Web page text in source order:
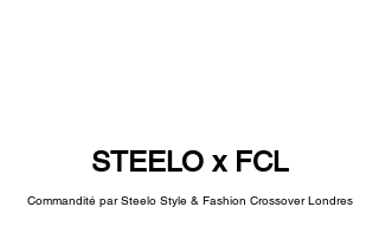
STEELO x FCL
Commandité par Steelo Style & Fashion Crossover Londres